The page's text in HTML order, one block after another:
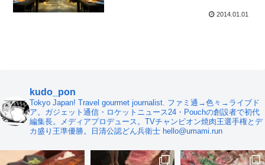
2014.01.01
kudo_pon
Tokyo Japan! Travel gourmet journalist. ファミ通→色々→ライブド
ア。ガジェット通信・ロケットニュース24・Pouchの創設者で初代
編集長。メディアプロデュース。TVチャンピオン焼肉王選手権とデ
カ盛り王準優勝。日清公認どん兵衛士 hello@umami.run